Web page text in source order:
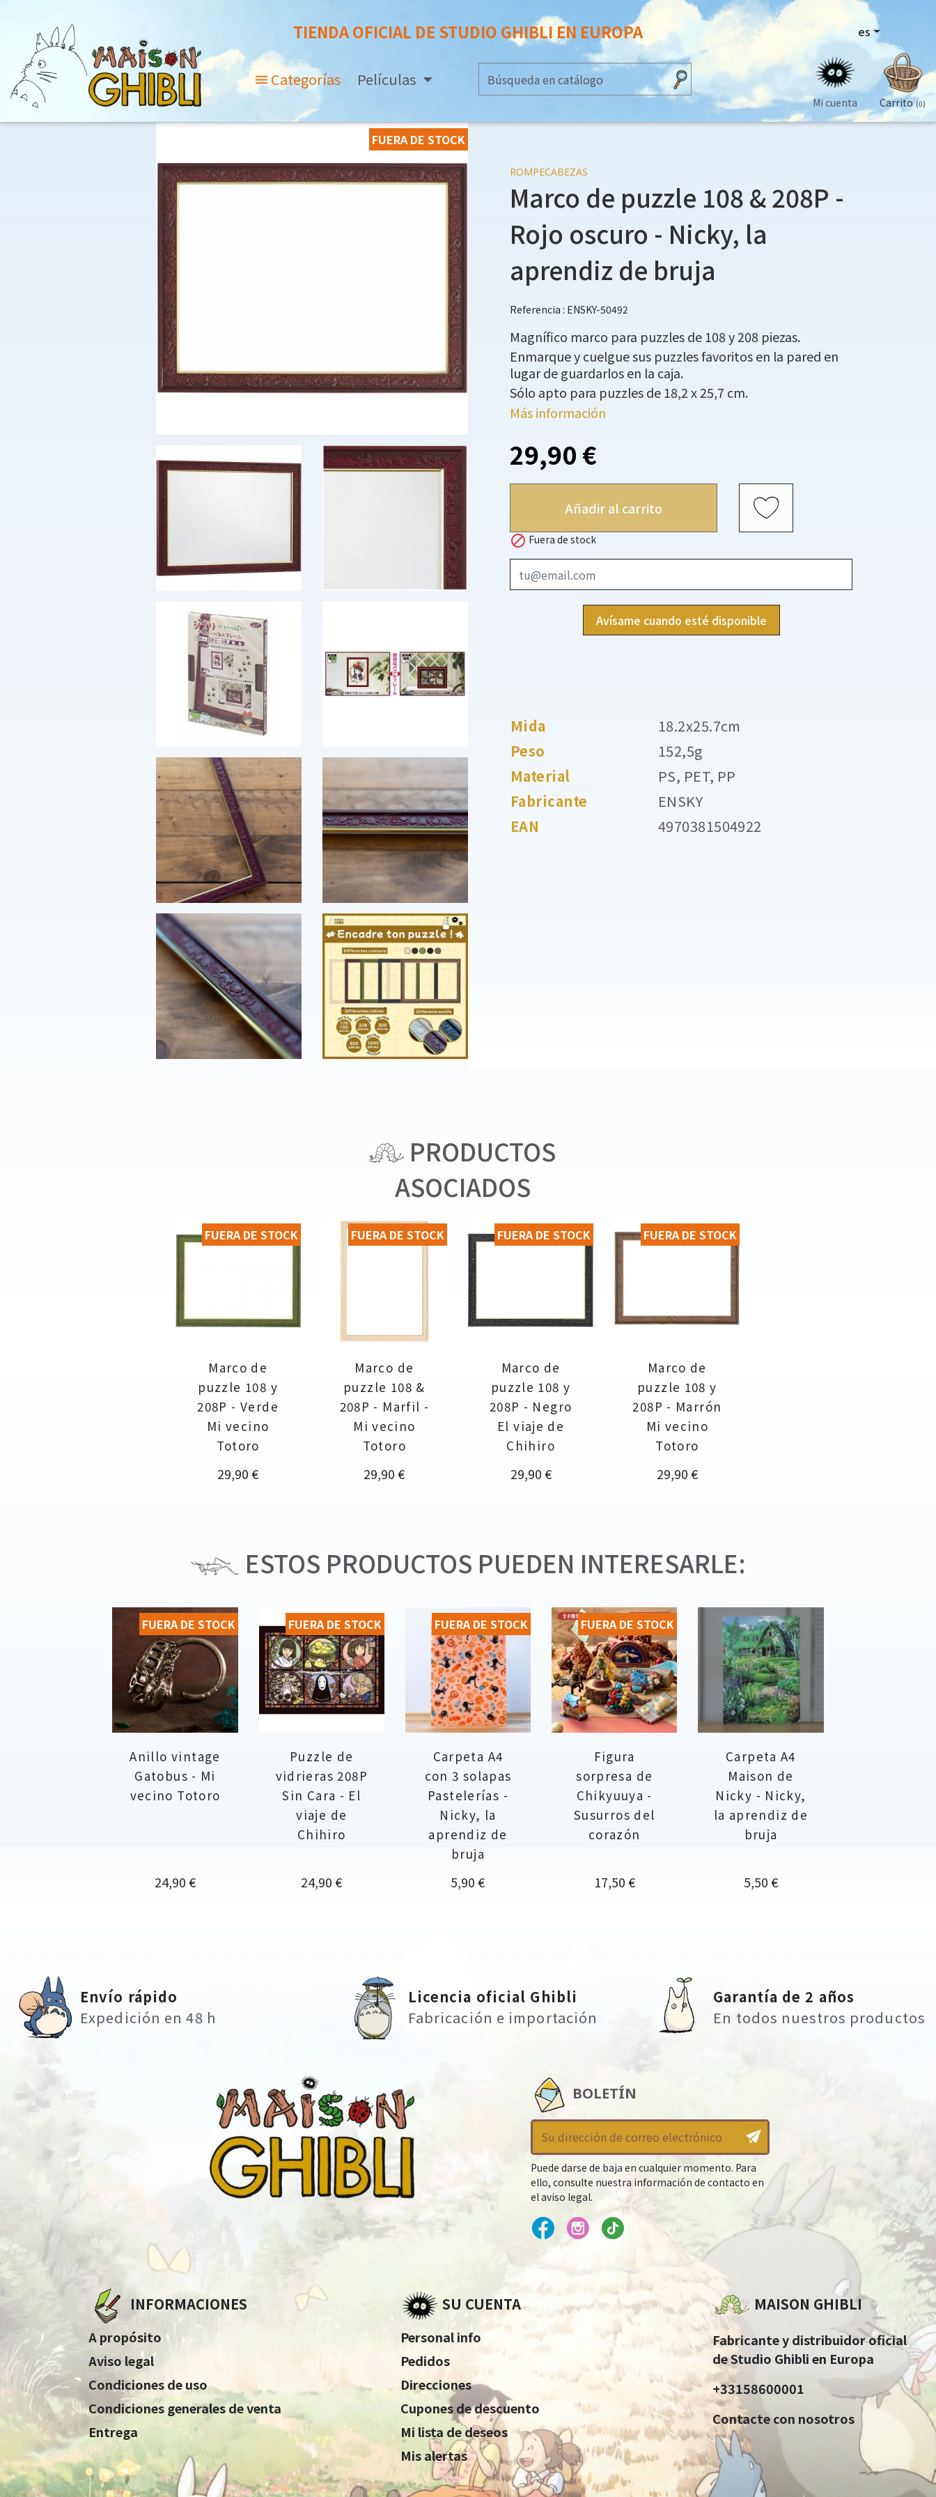
TIENDA OFICIAL DE STUDIO GHIBLI EN EUROPA
Categorías Películas
es
Mi cuenta Carrito (0)
FUERA DE STOCK
ROMPECABEZAS
Marco de puzzle 108 & 208P -
Rojo oscuro - Nicky, la
aprendiz de bruja
Referencia : ENSKY-50492
Magnífico marco para puzzles de 108 y 208 piezas.
Enmarque y cuelgue sus puzzles favoritos en la pared en
lugar de guardarlos en la caja.
Sólo apto para puzzles de 18,2 x 25,7 cm.
Más información
29,90 €
Añadir al carrito
 Fuera de stock
Avísame cuando esté disponible
Mida
18.2x25.7cm
Peso
152,5g
Material
PS, PET, PP
Fabricante
ENSKY
EAN
4970381504922
PRODUCTOS
ASOCIADOS
Marco de
puzzle 108 y
208P - Verde
Mi vecino
Totoro
Precio
29,90 €
FUERA DE STOCK
Marco de
puzzle 108 &
208P - Marfil -
Mi vecino
Totoro
Precio
29,90 €
FUERA DE STOCK
Marco de
puzzle 108 y
208P - Negro
El viaje de
Chihiro
Precio
29,90 €
FUERA DE STOCK
Marco de
puzzle 108 y
208P - Marrón
Mi vecino
Totoro
Precio
29,90 €
FUERA DE STOCK
ESTOS PRODUCTOS PUEDEN INTERESARLE:
Anillo vintage
Gatobus - Mi
vecino Totoro
Precio
24,90 €
FUERA DE STOCK
Puzzle de
vidrieras 208P
Sin Cara - El
viaje de
Chihiro
Precio
24,90 €
FUERA DE STOCK
Carpeta A4
con 3 solapas
Pastelerías -
Nicky, la
aprendiz de
bruja
Precio
5,90 €
FUERA DE STOCK
Figura
sorpresa de
Chikyuuya -
Susurros del
corazón
Precio
17,50 €
FUERA DE STOCK
Carpeta A4
Maison de
Nicky - Nicky,
la aprendiz de
bruja
Precio
5,50 €
Envío rápido
Expedición en 48 h
Licencia oficial Ghibli
Fabricación e importación
Garantía de 2 años
En todos nuestros productos
BOLETÍN
Puede darse de baja en cualquier momento. Para
ello, consulte nuestra información de contacto en
el aviso legal.
INFORMACIONES
A propósito
Aviso legal
Condiciones de uso
Condiciones generales de venta
Entrega
SU CUENTA
Personal info
Pedidos
Direcciones
Cupones de descuento
Mi lista de deseos
Mis alertas
MAISON GHIBLI
Fabricante y distribuidor oficial
de Studio Ghibli en Europa
+33158600001
Contacte con nosotros